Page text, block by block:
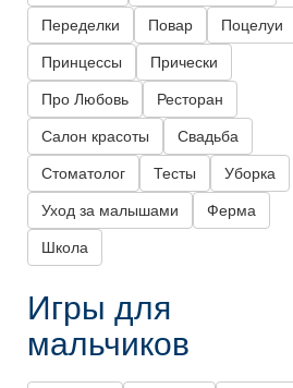
Переделки Повар Поцелуи
Принцессы Прически
Про Любовь Ресторан
Салон красоты Свадьба
Стоматолог Тесты Уборка
Уход за малышами Ферма
Школа
Игры для
мальчиков